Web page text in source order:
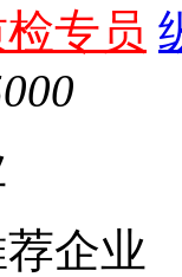
专员
企业